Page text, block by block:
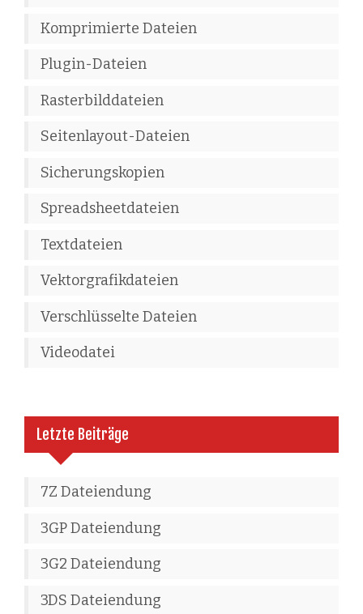
Komprimierte Dateien
Plugin-Dateien
Rasterbilddateien
Seitenlayout-Dateien
Sicherungskopien
Spreadsheetdateien
Textdateien
Vektorgrafikdateien
Verschlüsselte Dateien
Videodatei
Letzte Beiträge
7Z Dateiendung
3GP Dateiendung
3G2 Dateiendung
3DS Dateiendung